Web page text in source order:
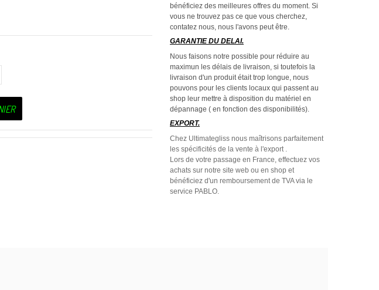
bénéficiez des meilleures offres du moment. Si
vous ne trouvez pas ce que vous cherchez,
contatez nous, nous l'avons peut être.
GARANTIE DU DELAI.
Nous faisons notre possible pour réduire au
maximun les délais de livraison, si toutefois la
livraison d'un produit était trop longue, nous
pouvons pour les clients locaux qui passent au
shop leur mettre à disposition du matériel en
dépannage ( en fonction des disponibilités).
EXPORT.
Chez Ultimategliss nous maîtrisons parfaitement
les spécificités de la vente à l'export .
Lors de votre passage en France, effectuez vos
achats sur notre site web ou en shop et
bénéficiez d'un remboursement de TVA via le
service PABLO.